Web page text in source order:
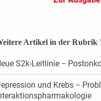
Artikel in der Rubrik
S2k-Leitlinie −
und Krebs −